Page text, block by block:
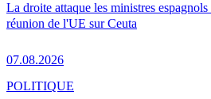
La droite attaque les ministres
réunion de l'UE sur Ceuta
07.08.2026
POLITIQUE